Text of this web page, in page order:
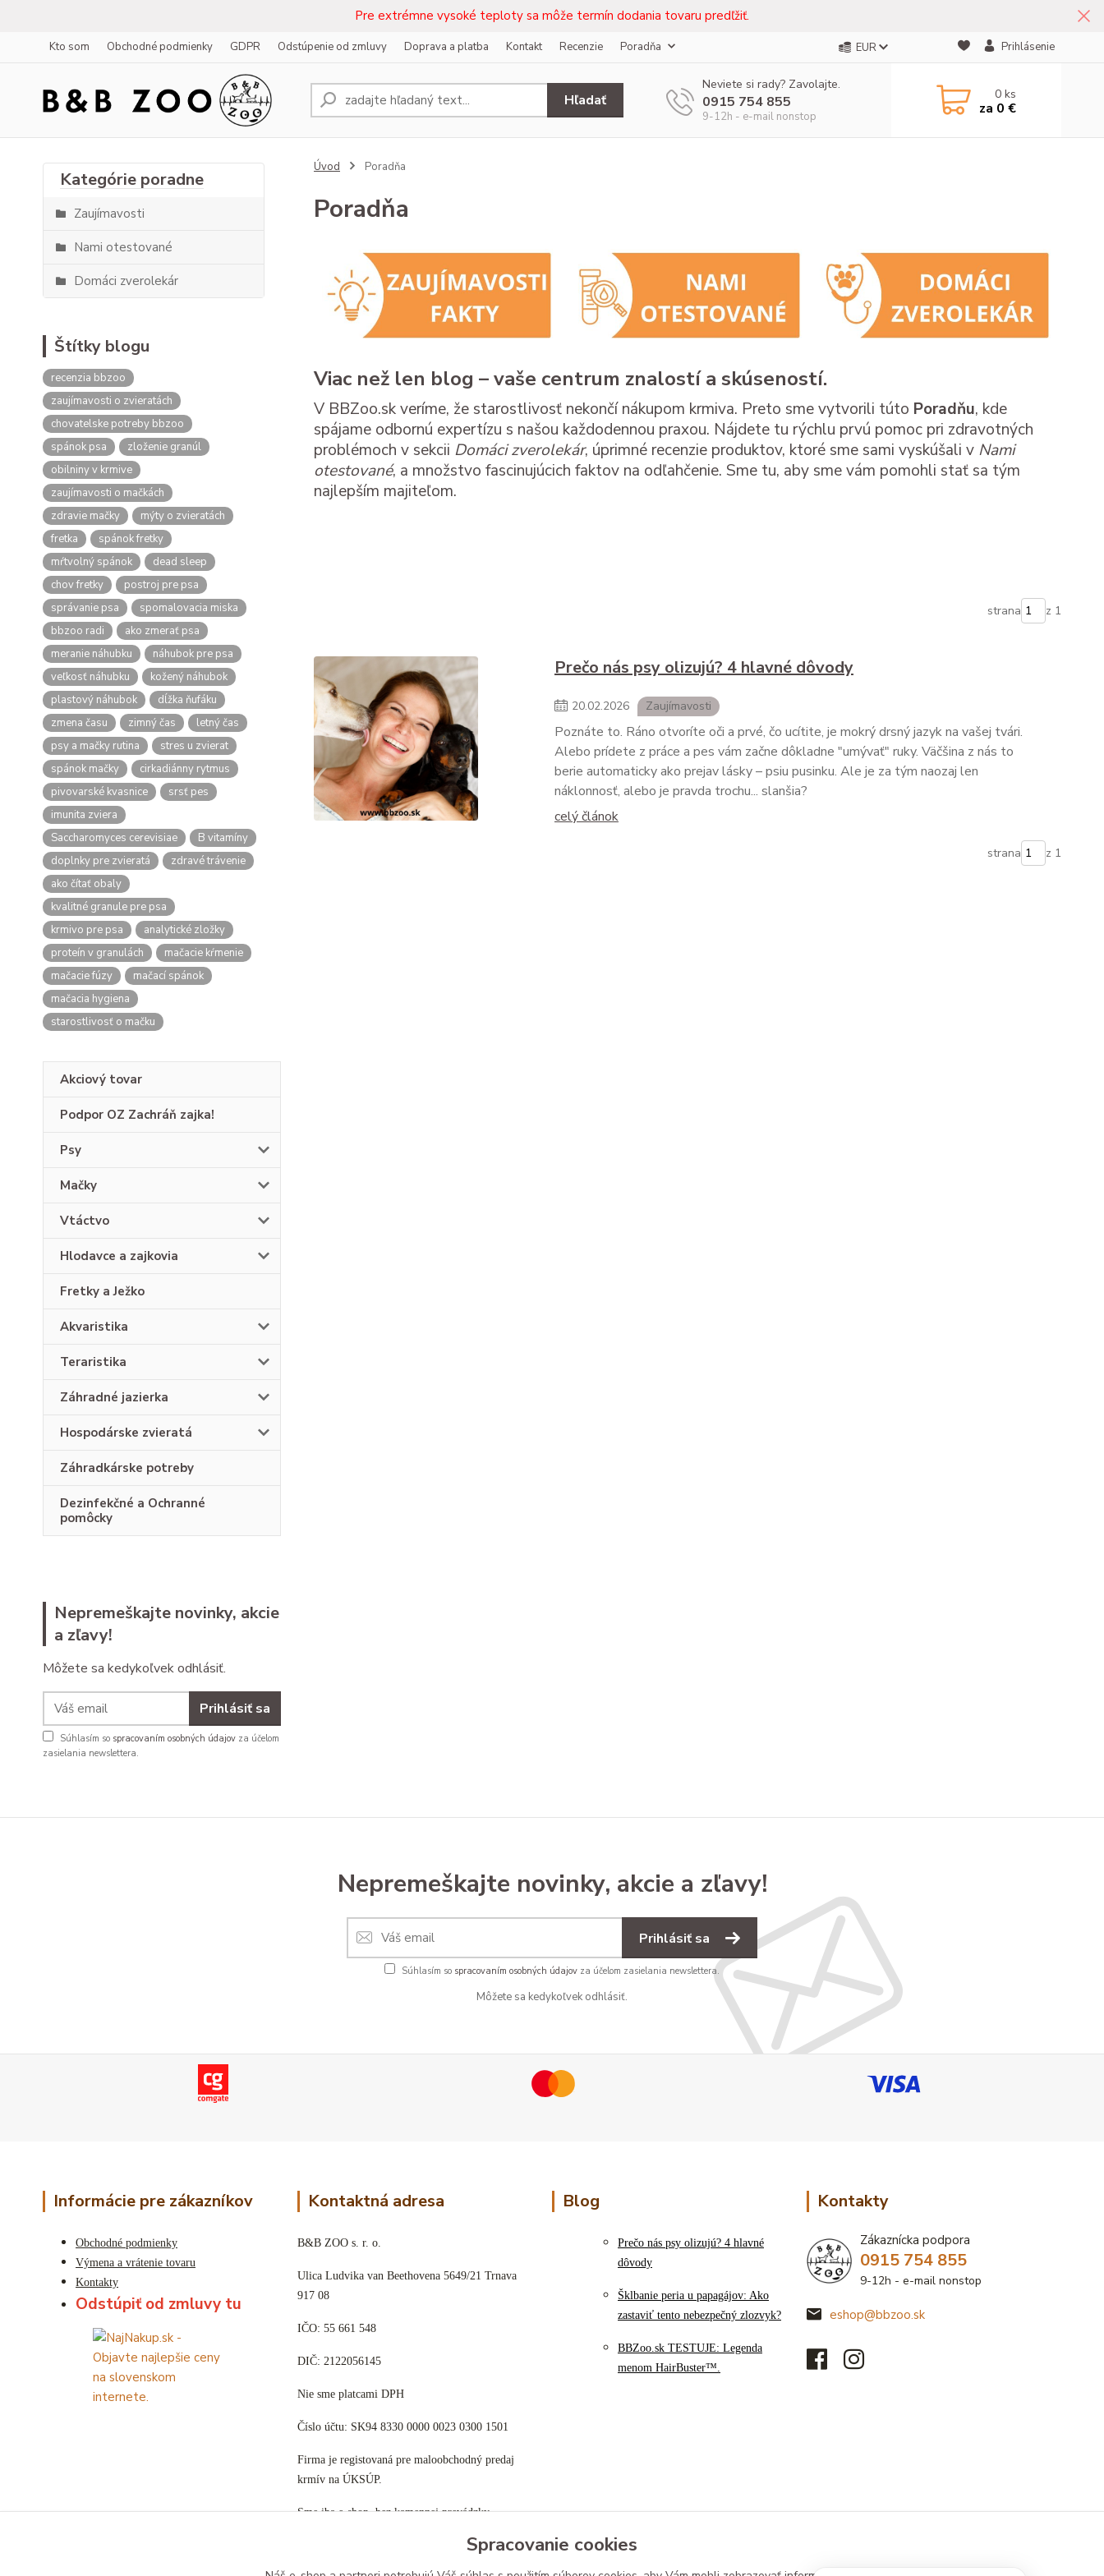
Pre extrémne vysoké teploty sa môže termín dodania tovaru predľžiť.
Kto som Obchodné podmienky GDPR Odstúpenie od zmluvy Doprava a platba Kontakt Recenzie Poradňa EUR Prihlásenie
Hľadať
Neviete si rady? Zavolajte.
0915 754 855
9-12h - e-mail nonstop
0ks
za 0 €
Zaujímavosti
Nami otestované
Domáci zverolekár
Štítky blogu
recenzia bbzoo
zaujímavosti o zvieratách
chovatelske potreby bbzoo
spánok psa
zloženie granúl
obilniny v krmive
zaujímavosti o mačkách
zdravie mačky
mýty o zvieratách
fretka
spánok fretky
mŕtvolný spánok
dead sleep
chov fretky
postroj pre psa
správanie psa
spomalovacia miska
bbzoo radi
ako zmerať psa
meranie náhubku
náhubok pre psa
veľkosť náhubku
kožený náhubok
plastový náhubok
dĺžka ňufáku
zmena času
zimný čas
letný čas
psy a mačky rutina
stres u zvierat
spánok mačky
cirkadiánny rytmus
pivovarské kvasnice
srsť pes
imunita zviera
Saccharomyces cerevisiae
B vitamíny
doplnky pre zvieratá
zdravé trávenie
ako čítať obaly
kvalitné granule pre psa
krmivo pre psa
analytické zložky
proteín v granulách
mačacie kŕmenie
mačacie fúzy
mačací spánok
mačacia hygiena
starostlivosť o mačku
Akciový tovar
Podpor OZ Zachráň zajka!
Psy
Mačky
Vtáctvo
Hlodavce a zajkovia
Fretky a Ježko
Akvaristika
Teraristika
Záhradné jazierka
Hospodárske zvieratá
Záhradkárske potreby
Dezinfekčné a Ochranné
pomôcky
Nepremeškajte novinky, akcie
a zľavy!
Môžete sa kedykoľvek odhlásiť.
Prihlásiť sa
Súhlasím so spracovaním osobných údajov za účelom
zasielania newslettera.
Úvod Poradňa
Poradňa
Viac než len blog – vaše centrum znalostí a skúseností.
V BBZoo.sk veríme, že starostlivosť nekončí nákupom krmiva. Preto sme vytvorili túto Poradňu, kde
spájame odbornú expertízu s našou každodennou praxou. Nájdete tu rýchlu prvú pomoc pri zdravotných
problémoch v sekcii Domáci zverolekár, úprimné recenzie produktov, ktoré sme sami vyskúšali v Nami
otestované, a množstvo fascinujúcich faktov na odľahčenie. Sme tu, aby sme vám pomohli stať sa tým
najlepším majiteľom.
strana z 1
Prečo nás psy olizujú? 4 hlavné dôvody
20.02.2026 Zaujímavosti
Poznáte to. Ráno otvoríte oči a prvé, čo ucítite, je mokrý drsný jazyk na vašej tvári.
Alebo prídete z práce a pes vám začne dôkladne "umývať" ruky. Väčšina z nás to
berie automaticky ako prejav lásky – psiu pusinku. Ale je za tým naozaj len
náklonnosť, alebo je pravda trochu... slanšia?
celý článok
strana z 1
Nepremeškajte novinky, akcie a zľavy!
Prihlásiť sa
Súhlasím so spracovaním osobných údajov za účelom zasielania newslettera.
Môžete sa kedykoľvek odhlásiť.
Informácie pre zákazníkov
Obchodné podmienky
Výmena a vrátenie tovaru
Kontakty
Odstúpiť od zmluvy tu
Kontaktná adresa
B&B ZOO s. r. o.
Ulica Ludvika van Beethovena 5649/21 Trnava
917 08
IČO: 55 661 548
DIČ: 2122056145
Nie sme platcami DPH
Číslo účtu: SK94 8330 0000 0023 0300 1501
Firma je registovaná pre maloobchodný predaj
krmív na ÚKSÚP.
Sme iba e-shop, bez kamennej prevádzky
Blog
Prečo nás psy olizujú? 4 hlavné
dôvody
Šklbanie peria u papagájov: Ako
zastaviť tento nebezpečný zlozvyk?
BBZoo.sk TESTUJE: Legenda
menom HairBuster™.
Kontakty
Zákaznícka podpora
0915 754 855
9-12h - e-mail nonstop
eshop@bbzoo.sk
Spracovanie cookies